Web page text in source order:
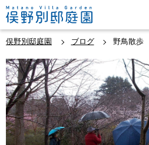
俣野別邸庭園 ブログ 野鳥散歩